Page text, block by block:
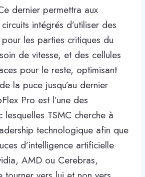
dernier permettra aux
intégrés d’utiliser des
les parties critiques du
de vitesse, et des cellules
pour le reste, optimisant
la puce jusqu’au dernier
Pro est l’une des
lesquelles TSMC cherche à
technologique afin que
d’intelligence artificielle
AMD ou Cerebras,